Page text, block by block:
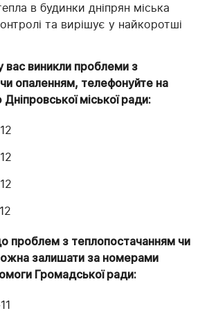
в будинки дніпрян міська
та вирішує у найкоротші
виникли проблеми з
опаленням, телефонуйте на
міської ради:
проблем з теплопостачанням чи
залишати за номерами
Громадської ради: